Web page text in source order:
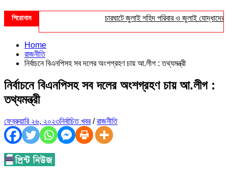
শিরোনাম চারঘাটে জুলাই শহিদ পরিবার ও জুলাই যোদ্ধাদের
Home
রাজনীতি
নির্বাচনে বিএনপিসহ সব দলের অংশগ্রহণ চায় আ.লীগ : তথ্যমন্ত্রী
নির্বাচনে বিএনপিসহ সব দলের অংশগ্রহণ চায় আ.লীগ :
তথ্যমন্ত্রী
ফেব্রুয়ারি ২৬, ২০২৩নির্বাচিত খবর/রাজনীতি